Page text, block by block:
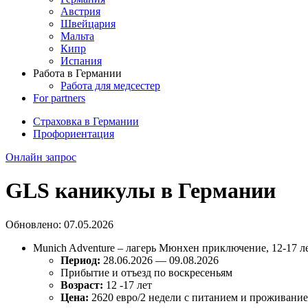
Австрия
Швейцария
Мальта
Кипр
Испания
Работа в Германии
Работа для медсестер
For partners
Страховка в Германии
Профориентация
Онлайн запрос
GLS каникулы в Германии
Обновлено: 07.05.2026
Munich Adventure – лагерь Мюнхен приключение, 12-17
Период: 28.06.2026 — 09.08.2026
Прибытие и отъезд по воскресеньям
Возраст: 12 -17 лет
Цена: 2620 евро/2 недели с питанием и